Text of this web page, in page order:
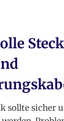
sollte sicher